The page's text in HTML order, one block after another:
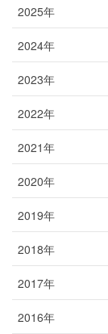
2025年
2024年
2023年
2022年
2021年
2020年
2019年
2018年
2017年
2016年